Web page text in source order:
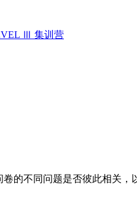
Ⅲ 集训营
的不同问题是否彼此相关，